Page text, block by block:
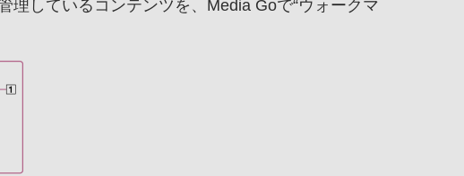
理しているコンテンツを、Media Goで“ウォークマ